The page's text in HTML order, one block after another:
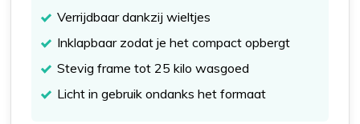
Verrijdbaar dankzij wieltjes
Inklapbaar zodat je het compact opbergt
Stevig frame tot 25 kilo wasgoed
Licht in gebruik ondanks het formaat